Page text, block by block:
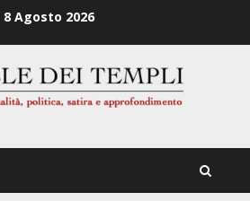
8 Agosto 2026